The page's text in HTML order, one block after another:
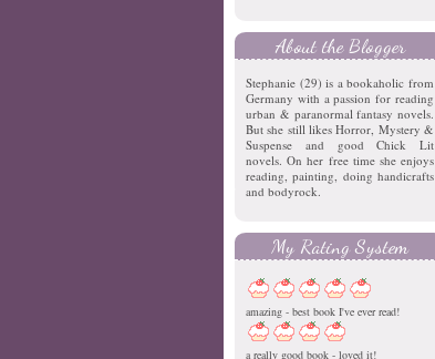
About the Blogger
Stephanie (29) is a bookaholic from
Germany with a passion for reading
urban & paranormal fantasy novels.
But she still likes Horror, Mystery &
Suspense and good Chick Lit
novels. On her free time she enjoys
reading, painting, doing handicrafts
and bodyrock.
My Rating System
amazing - best book I've ever read!
a really good book - loved it!